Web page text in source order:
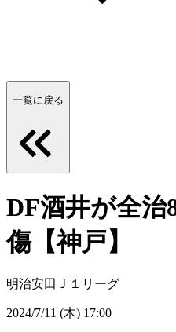
一覧に戻る
DF酒井が全治
傷【神戸】
明治安田Ｊ１リーグ
2024/7/11 (木) 17:00